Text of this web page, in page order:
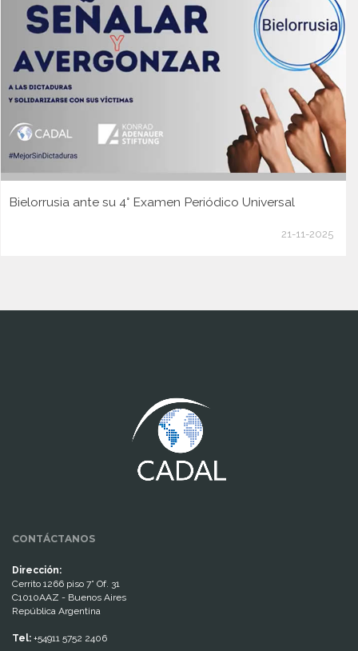
Bielorrusia ante su 4° Examen Periódico Universal
21-11-2025
CONTÁCTANOS
Dirección:
Cerrito 1266 piso 7° Of. 31
C1010AAZ - Buenos Aires
República Argentina
Tel: +54911 5752 2406